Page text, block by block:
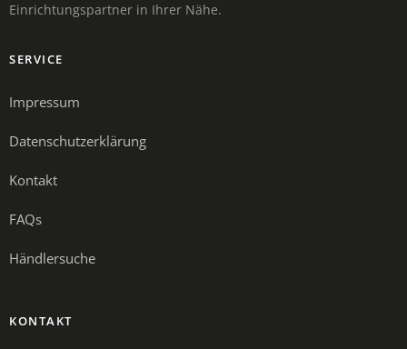
Einrichtungspartner in Ihrer Nähe.
SERVICE
Impressum
Datenschutzerklärung
Kontakt
FAQs
Händlersuche
KONTAKT